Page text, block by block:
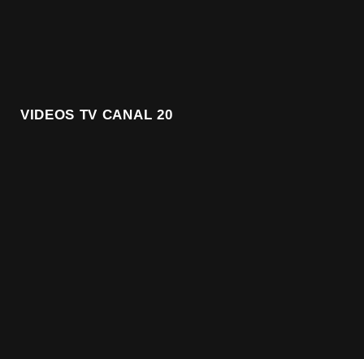
VIDEOS TV CANAL 20